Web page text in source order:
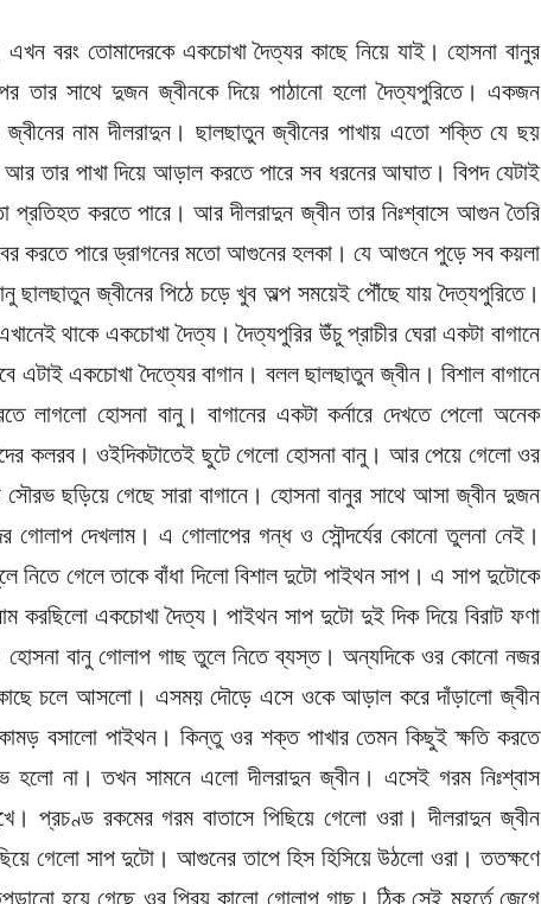
বরং তোমাদেরকে একচোখা দৈত্যর কাছে নিয়ে যাই। হোসনা বানুর
তার সাথে দুজন জ্বীনকে দিয়ে পাঠানো হলো দৈত্যপুরিতে। একজন
নাম দীলরাদুন। ছালছাতুন জ্বীনের পাখায় এতো শক্তি যে ছয়
তার পাখা দিয়ে আড়াল করতে পারে সব ধরনের আঘাত। বিপদ যেটাই
প্রতিহত করতে পারে। আর দীলরাদুন জ্বীন তার নিঃশ্বাসে আগুন তৈরি
করতে পারে ড্রাগনের মতো আগুনের হলকা। যে আগুনে পুড়ে সব কয়লা
ছালছাতুন জ্বীনের পিঠে চড়ে খুব অল্প সময়েই পৌঁছে যায় দৈত্যপুরিতে।
থাকে একচোখা দৈত্য। দৈত্যপুরির উঁচু প্রাচীর ঘেরা একটা বাগানে
একচোখা দৈত্যের বাগান। বলল ছালছাতুন জ্বীন। বিশাল বাগানে
লাগলো হোসনা বানু। বাগানের একটা কর্নারে দেখতে পেলো অনেক
কলরব। ওইদিকটাতেই ছুটে গেলো হোসনা বানু। আর পেয়ে গেলো ওর
ছড়িয়ে গেছে সারা বাগানে। হোসনা বানুর সাথে আসা জ্বীন দুজন
দেখলাম। এ গোলাপের গন্ধ ও সৌন্দর্যের কোনো তুলনা নেই।
নিতে গেলে তাকে বাঁধা দিলো বিশাল দুটো পাইথন সাপ। এ সাপ দুটোকে
করছিলো একচোখা দৈত্য। পাইথন সাপ দুটো দুই দিক দিয়ে বিরাট ফণা
হোসনা বানু গোলাপ গাছ তুলে নিতে ব্যস্ত। অন্যদিকে ওর কোনো নজর
চলে আসলো। এসময় দৌড়ে এসে ওকে আড়াল করে দাঁড়ালো জ্বীন
বসালো পাইথন। কিন্তু ওর শক্ত পাখার তেমন কিছুই ক্ষতি করতে
হলো না। তখন সামনে এলো দীলরাদুন জ্বীন। এসেই গরম নিঃশ্বাস
প্রচণ্ড রকমের গরম বাতাসে পিছিয়ে গেলো ওরা। দীলরাদুন জ্বীন
গেলো সাপ দুটো। আগুনের তাপে হিস হিসিয়ে উঠলো ওরা। ততক্ষণে
হয়ে গেছে ওর প্রিয় কালো গোলাপ গাছ। ঠিক সেই মুহূর্তে জেগে